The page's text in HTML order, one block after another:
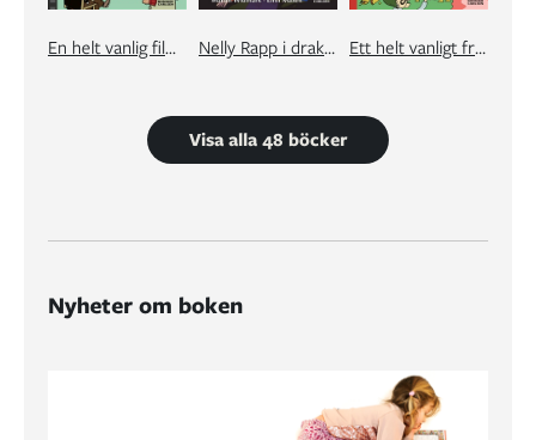
En helt vanlig filminspelning med familjen Jansson Nelly Rapp i drakens håla Ett helt vanligt fredagsmys med familjen Jansson
Visa alla 48 böcker
Nyheter om boken